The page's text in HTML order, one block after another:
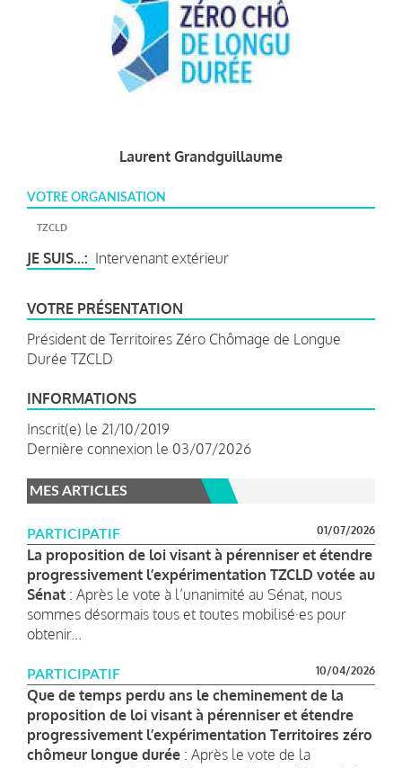
Laurent Grandguillaume
VOTRE ORGANISATION
TZCLD
JE SUIS... Intervenant extérieur
VOTRE PRÉSENTATION
Président de Territoires Zéro Chômage de Longue
Durée TZCLD
INFORMATIONS
Inscrit(e) le 21/10/2019
Dernière connexion le 03/07/2026
MES ARTICLES
PARTICIPATIF 01/07/2026
La proposition de loi visant à pérenniser et étendre
progressivement l’expérimentation TZCLD votée au
Sénat : Après le vote à l’unanimité au Sénat, nous
sommes désormais tous et toutes mobilisé·es pour
obtenir...
PARTICIPATIF 10/04/2026
Que de temps perdu ans le cheminement de la
proposition de loi visant à pérenniser et étendre
progressivement l’expérimentation Territoires zéro
chômeur longue durée : Après le vote de la